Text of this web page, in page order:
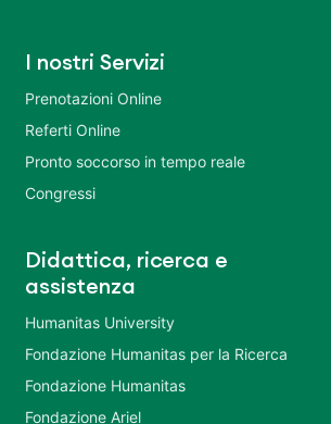
I nostri Servizi
Prenotazioni Online
Referti Online
Pronto soccorso in tempo reale
Congressi
Didattica, ricerca e
assistenza
Humanitas University
Fondazione Humanitas per la Ricerca
Fondazione Humanitas
Fondazione Ariel